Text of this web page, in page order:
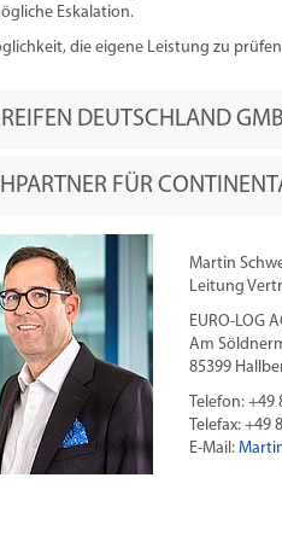
Eskalation.
die eigene Leistung zu
DEUTSCHLAND
FÜR
Martin
Leitung
EURO-LOG
Am
85399
Telefon: +49
Telefax: +49
E-Mail: